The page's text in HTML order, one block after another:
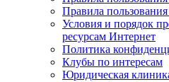
Правила
Условия и порядок
ресурсам Интернет
Политика
Клубы по интересам
Юридическая